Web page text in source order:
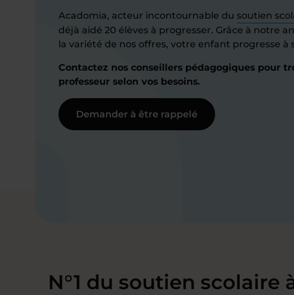
Acadomia, acteur incontournable du soutien
déjà aidé 20 élèves à progresser. Grâce à notre
la variété de nos offres, votre enfant progresse à
Contactez nos conseillers pédagogiques pour
professeur selon vos besoins.
Demander à être rappelé
N°1 du soutien scolaire